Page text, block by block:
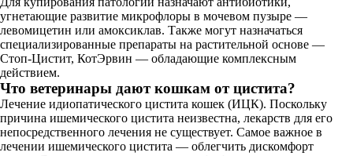
угнетающие развитие микрофлоры в мочевом пузыре —
левомицетин или амоксиклав. Также могут назначаться
специализированные препараты на растительной основе —
Стоп-Цистит, КотЭрвин — обладающие комплексным
действием.
Что ветеринары дают кошкам от цистита?
Лечение идиопатического цистита кошек (ИЦК). Поскольку
причина ишемического цистита неизвестна, лекарств для его
непосредственного лечения не существует. Самое важное в
лечении ишемического цистита — облегчить дискомфорт